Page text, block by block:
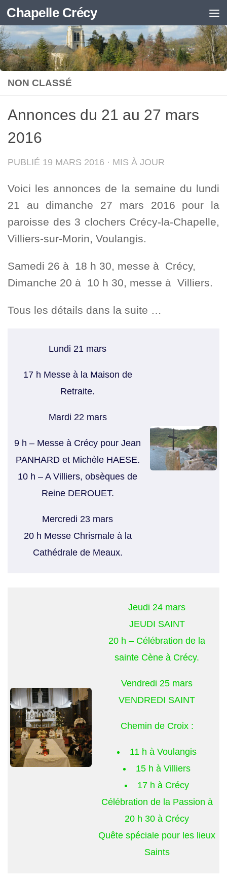
Skip to content
Chapelle Crécy
NON CLASSÉ
Annonces du 21 au 27 mars
2016
PUBLIÉ 19 MARS 2016 · MIS À JOUR
Voici les annonces de la semaine du lundi
21 au dimanche 27 mars 2016 pour la
paroisse des 3 clochers Crécy-la-Chapelle,
Villiers-sur-Morin, Voulangis.
Samedi 26 à 18 h 30, messe à Crécy,
Dimanche 20 à 10 h 30, messe à Villiers.
Tous les détails dans la suite …
Lundi 21 mars
17 h Messe à la Maison de
Retraite.
Mardi 22 mars
9 h – Messe à Crécy pour Jean
PANHARD et Michèle HAESE.
10 h – A Villiers, obsèques de
Reine DEROUET.
Mercredi 23 mars
20 h Messe Chrismale à la
Cathédrale de Meaux.
Jeudi 24 mars
JEUDI SAINT
20 h – Célébration de la
sainte Cène à Crécy.
Vendredi 25 mars
VENDREDI SAINT
Chemin de Croix :
11 h à Voulangis
15 h à Villiers
17 h à Crécy
Célébration de la Passion à
20 h 30 à Crécy
Quête spéciale pour les lieux
Saints